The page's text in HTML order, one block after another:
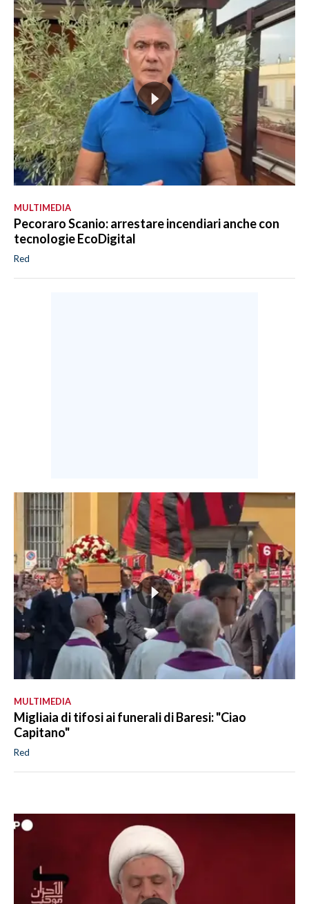
MULTIMEDIA
Pecoraro Scanio: arrestare incendiari anche con
tecnologie EcoDigital
Red
MULTIMEDIA
Migliaia di tifosi ai funerali di Baresi: "Ciao
Capitano"
Red